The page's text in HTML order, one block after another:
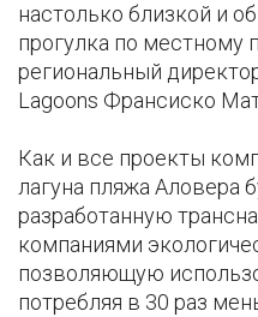
настолько близкой и
прогулка по местному
региональный
Lagoons Франсиско
Как и все проекты
лагуна пляжа Аловера
разработанную
компаниями
позволяющую
потребляя в 30 раз